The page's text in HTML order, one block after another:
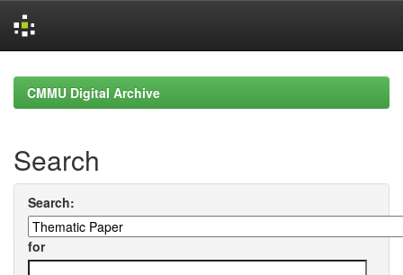
navigationCMMU Digital Archive
Search
Search:
for